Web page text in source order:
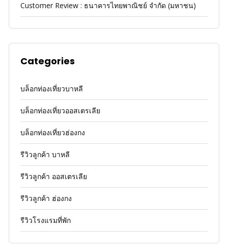
Customer Review : ธนาคารไทยพาณิชย์ จำกัด (มหาชน)
Categories
บล็อกท่องเที่ยวบาหลี
บล็อกท่องเที่ยวออสเตรเลีย
บล็อกท่องเที่ยวฮ่องกง
รีวิวลูกค้า บาหลี
รีวิวลูกค้า ออสเตรเลีย
รีวิวลูกค้า ฮ่องกง
รีวิวโรงแรมที่พัก